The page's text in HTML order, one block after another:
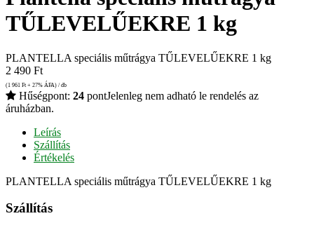
TŰLEVELŰEKRE 1 kg
PLANTELLA speciális műtrágya TŰLEVELŰEKRE 1 kg
2 490 Ft
(1 961 Ft + 27% ÁFA) / db
Hűségpont: 24 pontJelenleg nem adható le rendelés az
áruházban.
Leírás
Szállítás
Értékelés
PLANTELLA speciális műtrágya TŰLEVELŰEKRE 1 kg
Szállítás